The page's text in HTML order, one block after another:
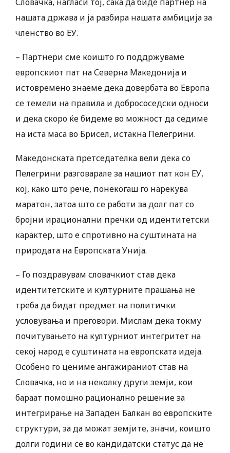
нашата држава и ја разбира нашата амбиција за
членство во ЕУ.
– Партнери сме коишто го поддржуваме
европскиот пат на Северна Македонија и
истовремено знаеме дека довербата во Европа
се темели на правила и добрососедски односи
и дека скоро ќе бидеме во можност да седиме
на иста маса во Брисел, истакна Пелегрини.
Македонската претседателка вели дека со
Пелегрини разговарале за нашиот пат кон ЕУ,
кој, како што рече, понекогаш го нарекува
маратон, затоа што се работи за долг пат со
бројни ирационални пречки од идентитетски
карактер, што е спротивно на суштината на
природата на Европската Унија. ​
– Го поздравувам словачкиот став дека
идентитетските и културните прашања не
треба да бидат предмет на политички
условувања и преговори. Мислам дека токму
почитувањето на културниот интегритет на
секој народ е суштината на европската идеја.
Особено го цениме ангажираниот став на
Словачка, но и на неколку други земји, кои
бараат помошно рационално решение за
интегрирање на Западен Балкан во европските
структури, за да можат земјите, значи, коишто
долги години се во кандидатски статус да не